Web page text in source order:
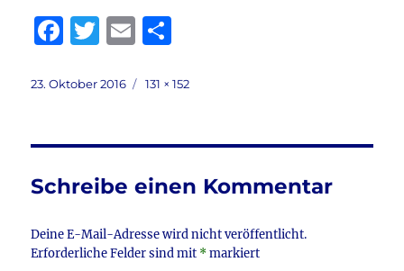
F
c
b
o
o
k
T
it
r
E
ai le
Veröffentlicht
23. Oktober 2016
Volle
131 × 152
Schreibe einen Kommentar
Deine E-Mail-Adresse wird nicht veröffentlicht.
Erforderliche Felder sind mit *markiert